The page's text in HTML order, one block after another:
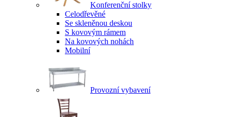
Konferenční stolky
Celodřevěné
Se skleněnou deskou
S kovovým rámem
Na kovových nohách
Mobilní
Provozní vybavení